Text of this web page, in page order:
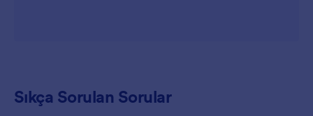
Sıkça Sorulan Sorular